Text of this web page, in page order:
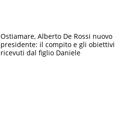
Ostiamare, Alberto De Rossi nuovo
presidente: il compito e gli obiettivi
ricevuti dal figlio Daniele